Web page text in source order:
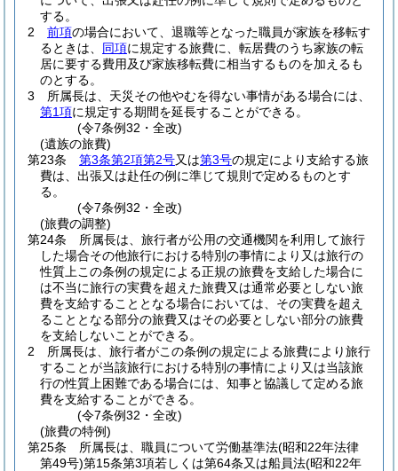
する。
2
前項の場合において、退職等となった職員が家族を移転す
るときは、 同項に規定する旅費に、転居費のうち家族の転
居に要する費用及び家族移転費に相当するものを加えるも
のとする。
3
所属長は、天災その他やむを得ない事情がある場合には、
第1項に規定する期間を延長することができる。
(令7条例32・全改)
(遺族の旅費)
第23条
第3条第2項第2号又は第3号の規定により支給する旅
費は、出張又は赴任の例に準じて規則で定めるものとす
る。
(令7条例32・全改)
(旅費の調整)
第24条
所属長は、旅行者が公用の交通機関を利用して旅行
した場合その他旅行における特別の事情により又は旅行の
性質上この条例の規定による正規の旅費を支給した場合に
は不当に旅行の実費を超えた旅費又は通常必要としない旅
費を支給することとなる場合においては、その実費を超え
ることとなる部分の旅費又はその必要としない部分の旅費
を支給しないことができる。
2
所属長は、旅行者がこの条例の規定による旅費により旅行
することが当該旅行における特別の事情により又は当該旅
行の性質上困難である場合には、知事と協議して定める旅
費を支給することができる。
(令7条例32・全改)
(旅費の特例)
第25条
所属長は、職員について労働基準法(昭和22年法律
第49号)第15条第3項若しくは第64条又は船員法(昭和22年